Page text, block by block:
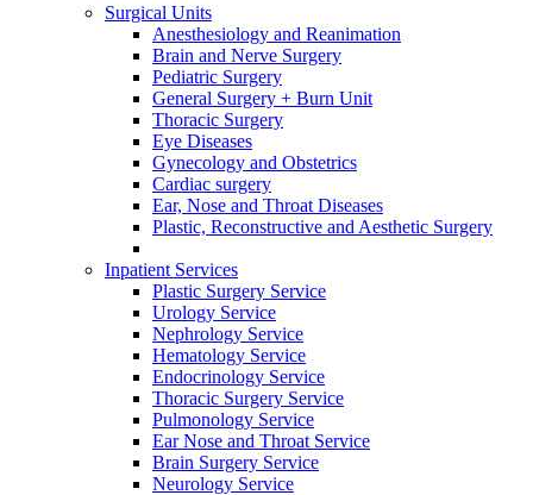
Surgical Units
Anesthesiology and Reanimation
Brain and Nerve Surgery
Pediatric Surgery
General Surgery + Burn Unit
Thoracic Surgery
Eye Diseases
Gynecology and Obstetrics
Cardiac surgery
Ear, Nose and Throat Diseases
Plastic, Reconstructive and Aesthetic Surgery
Inpatient Services
Plastic Surgery Service
Urology Service
Nephrology Service
Hematology Service
Endocrinology Service
Thoracic Surgery Service
Pulmonology Service
Ear Nose and Throat Service
Brain Surgery Service
Neurology Service